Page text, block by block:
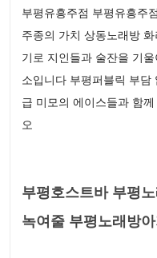
부평유흥주점 부평유흥주
주종의 가치 상동노래방
기로 지인들과 술잔을 기
소입니다 부평퍼블릭 부담
급 미모의 에이스들과 함
오
부평호스트바 부평
녹여줄 부평노래방